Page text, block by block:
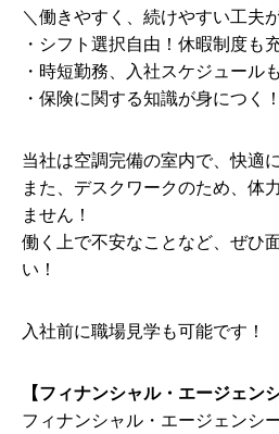
＼働きやすく、続けやすい工夫
・シフト選択自由！休暇制度も
・時短勤務、入社スケジュール
・保険に関する知識が身につく！
当社は空調完備の室内で、快適
また、デスクワークのため、体
ません！
働く上で不安なことなど、ぜひ
い！
入社前に職場見学も可能です！
【フィナンシャル・エージェン
フィナンシャル・エージェンシ